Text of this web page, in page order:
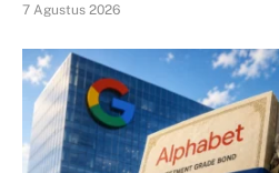
7 Agustus 2026